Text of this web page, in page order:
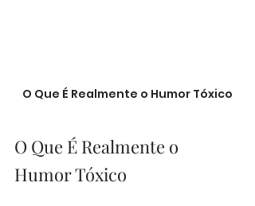
O Que É Realmente o Humor Tóxico
O Que É Realmente o
Humor Tóxico